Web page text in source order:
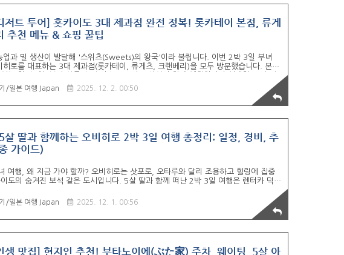
저트 투어] 홋카이도 3대 제과점 완전 정복! 롯카테이 본점, 류게
추천 메뉴 & 쇼핑 꿀팁
업과 밀 생산이 발달해 '스위츠(Sweets)의 왕국'이라 불립니다. 이번 2박 3일 부녀
히로를 대표하는 3대 제과점(롯카테이, 류게츠, 크랜베리)을 모두 방문했습니다. 본점
공개합니다. 🍰 롯카테이(Rokkatei) 본점: 유통기한 3시간의 마법 오비히로에 왔다
은 필수 코스입니다.매장 자체가 하나의 예술 작품처럼 아름답고, 포장지 하나하나가
용으로 최고입니다. 1. 필수 메뉴: 사쿠사쿠 파이본점에서만 맛볼 수 있는 '사쿠사쿠
/일본 여행 Japan 2025. 12. 2. 00:50
살 딸과 함께하는 오비히로 2박 3일 여행 총정리: 일정, 경비, 추
가이드)
여행, 왜 지금 가야 할까? 오비히로는 삿포로, 오타루와 달리 조용하고 힐링에 집중
도의 숨겨진 보석 같은 도시입니다. 5살 딸과 함께 떠난 2박 3일 여행은 렌터카 덕분
가 다녀온 모든 일정, 핵심 코스, 그리고 투명한 총 경비 내역을 상세히 공개합니다.
동선: 오비히로 핵심 코스 정리저희 여행은 '온천 숙소'와 '렌터카 이동'을 기반으로
에 맞춰 유동적으로 움직였습니다.모든 숙소, 식당, 교통 정보는 아래 세부 포스팅을
/일본 여행 Japan 2025. 12. 1. 00:56
생 맛집] 현지인 추천! 부타노이에(ぶた家) 주차, 웨이팅, 5살 아